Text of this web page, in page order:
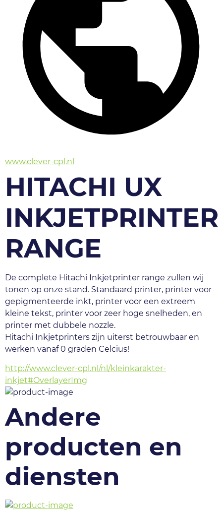
www.clever-cpl.nl
HITACHI UX
INKJETPRINTER
RANGE
De complete Hitachi Inkjetprinter range zullen wij
tonen op onze stand. Standaard printer, printer voor
gepigmenteerde inkt, printer voor een extreem
kleine tekst, printer voor zeer hoge snelheden, en
printer met dubbele nozzle.
Hitachi Inkjetprinters zijn uiterst betrouwbaar en
werken vanaf 0 graden Celcius!
http://www.clever-cpl.nl/nl/kleinkarakter-
inkjet#OverlayerImg
Andere
producten en
diensten